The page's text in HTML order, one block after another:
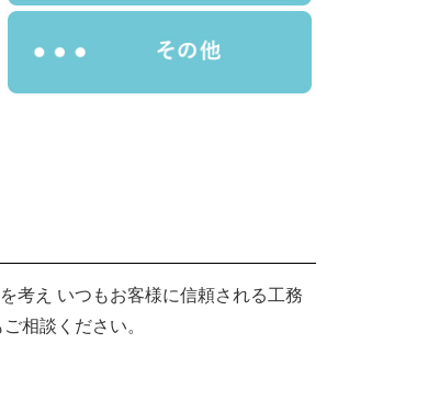
考え いつもお客様に信頼される工務
相談ください。